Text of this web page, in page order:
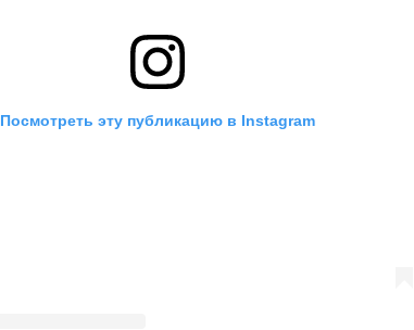
Посмотреть эту публикацию в Instagram